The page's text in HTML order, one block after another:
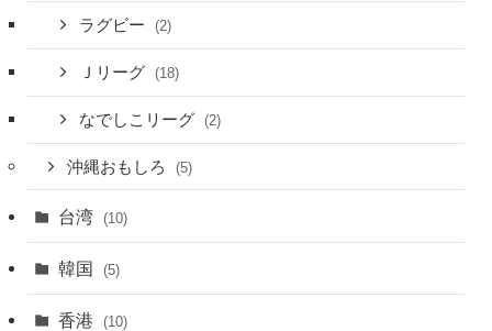
ラグビー (2)
Ｊリーグ (18)
なでしこリーグ (2)
沖縄おもしろ (5)
台湾 (10)
韓国 (5)
香港 (10)